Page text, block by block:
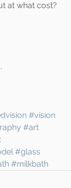
at what cost?
#vision
#art
#glass
#milkbath